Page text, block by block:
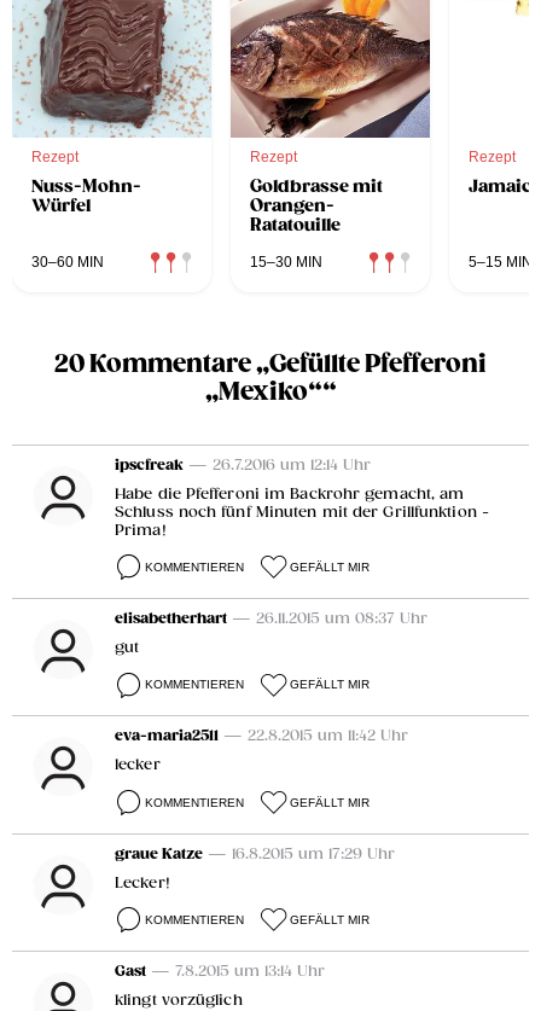
Rezept
Nuss-Mohn-
Würfel
30–60 MIN
Rezept
Goldbrasse mit
Orangen-
Ratatouille
15–30 MIN
Rezept
5–15 MIN
20 Kommentare „Gefüllte Pfefferoni
„Mexiko““
ipscfreak — 26.7.2016 um 12:14 Uhr
Habe die Pfefferoni im Backrohr gemacht, am
Schluss noch fünf Minuten mit der Grillfunktion -
Prima!
KOMMENTIEREN GEFÄLLT MIR
elisabetherhart — 26.11.2015 um 08:37 Uhr
gut
KOMMENTIEREN GEFÄLLT MIR
eva-maria2511 — 22.8.2015 um 11:42 Uhr
lecker
KOMMENTIEREN GEFÄLLT MIR
graue Katze — 16.8.2015 um 17:29 Uhr
Lecker!
KOMMENTIEREN GEFÄLLT MIR
Gast — 7.8.2015 um 13:14 Uhr
klingt vorzüglich